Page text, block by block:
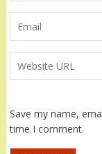
Save my name,
time I comment.